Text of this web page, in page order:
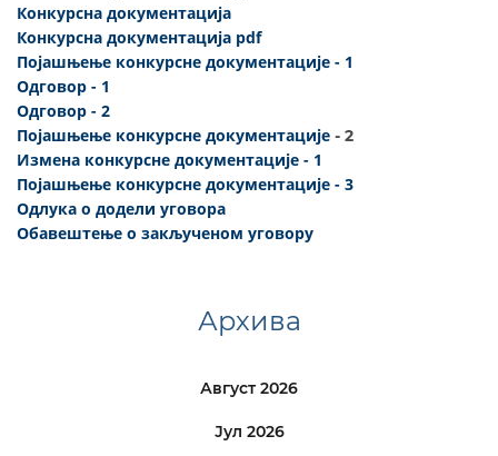
Конкурсна документација
Конкурсна документација pdf
Појашњење конкурсне документације - 1
Одговор - 1
Одговор - 2
Појашњење конкурсне документације - 2
Измена конкурсне документације - 1
Појашњење конкурсне документације - 3
Одлука о додели уговора
Обавештење о закљученом уговору
Архива
Август 2026
Јул 2026